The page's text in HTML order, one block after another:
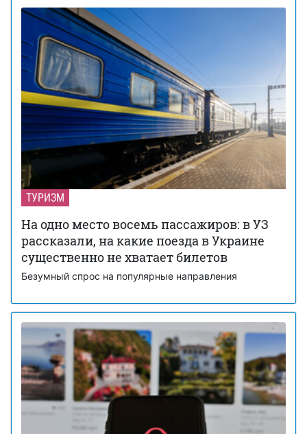
ТУРИЗМ
На одно место восемь пассажиров: в УЗ
рассказали, на какие поезда в Украине
существенно не хватает билетов
Безумный спрос на популярные направления